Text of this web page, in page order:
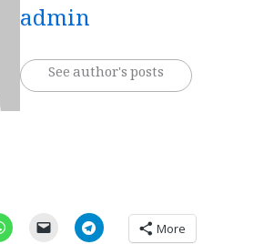
admin
See author's posts
More